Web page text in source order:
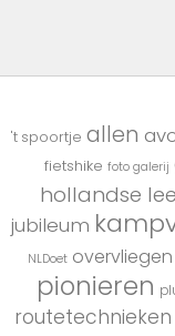
't spoortje allen
fietshike foto galerij
hollandse
jubileum
NLDoet overvliegen
pionieren
routetechnieken